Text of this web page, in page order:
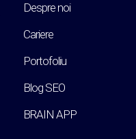
Despre noi
Cariere
Portofoliu
Blog SEO
BRAIN APP